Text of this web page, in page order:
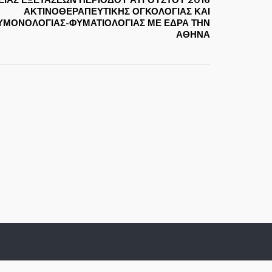
ΑΚΤΙΝΟΘΕΡΑΠΕΥΤΙΚΗΣ ΟΓΚΟΛΟΓΙΑΣ ΚΑΙ
ΦΥΜΑΤΙΟΛΟΓΙΑΣ ΜΕ ΕΔΡΑ ΤΗΝ
ΑΘΗΝΑ